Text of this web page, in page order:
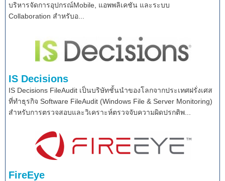
บริหารจัดการอุปกรณ์Mobile, แอพพลิเคชัน และระบบ
Collaboration สำหรับอ...
IS Decisions
IS Decisions FileAudit เป็นบริษัทชั้นนำของโลกจากประเทศฝรั่งเศส
ที่ทำธุรกิจ Software FileAudit (Windows File & Server Monitoring)
สำหรับการตรวจสอบและวิเคราะห์ตรวจจับความผิดปรกติพ...
FireEye